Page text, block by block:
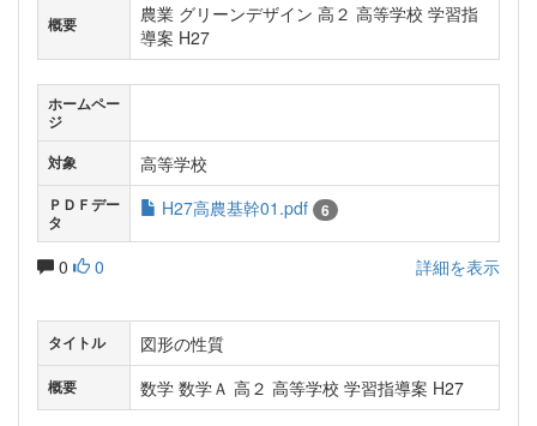
概要
農業 グリーンデザイン 高２ 高等学校 学習指
導案 H27
ホームペー
ジ
対象
高等学校
ＰＤＦデー
タ
H27高農基幹01.pdf 6
0 0 詳細を表示
タイトル 図形の性質
概要 数学 数学Ａ 高２ 高等学校 学習指導案 H27